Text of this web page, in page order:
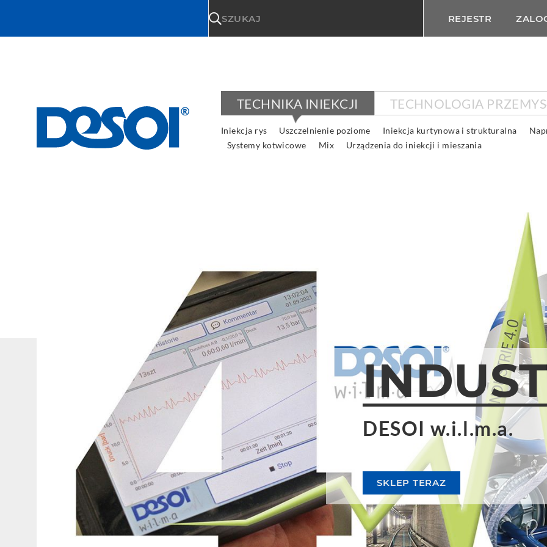
SZUKAJ REJESTR
TECHNIKA INIEKCJI TECHNOLOGIA
Iniekcja rys Uszczelnienie poziome Iniekcja kurtynowa i strukturalna
Systemy kotwicowe
Mix Urządzenia do iniekcji i mieszania
DESOI w.i.l.m.a.
SKLEP TERAZ
B-
Naprawa fug
DOWIEDZ SIĘ WIĘCEJ